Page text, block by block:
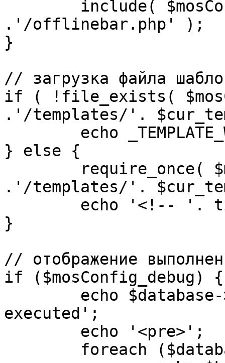
.'/offlinebar.php' );
}
// загрузка файла
if ( !file_exists(
.'/templates/'.
} else {
.'/templates/'.
}
// отображение
if ($mosConfig_debug) {
executed';